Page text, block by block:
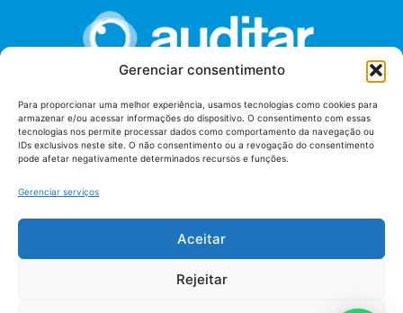
Gerenciar consentimento
Para proporcionar uma melhor experiência, usamos tecnologias como cookies para
armazenar e/ou acessar informações do dispositivo. O consentimento com essas
tecnologias nos permite processar dados como comportamento da navegação ou
IDs exclusivos neste site. O não consentimento ou a revogação do consentimento
pode afetar negativamente determinados recursos e funções.
Gerenciar serviços
Aceitar
Rejeitar
União dos Auditores Federais de Controle Externo -
AUDITAR
Setor de Administração Federal Sul (SAF/Sul), Qd. 04, Lt. 01
Tribunal de Contas da União (TCU), Subsolo, Sala S04
Termos de uso